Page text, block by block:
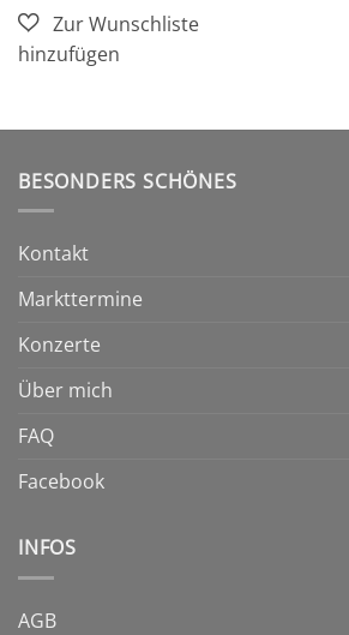
mehrere
Varianten
auf.
der
Produktseite
gewählt
werden
BESONDERS SCHÖNES
Kontakt
Markttermine
Konzerte
Über mich
FAQ
Facebook
INFOS
AGB